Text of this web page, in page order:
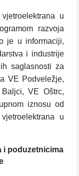
u
razvoja
je u informaciji,
i industrije
saglasnosti za
VE Podveležje,
VE Oštrc,
iznosu od
u
i poduzetnicima